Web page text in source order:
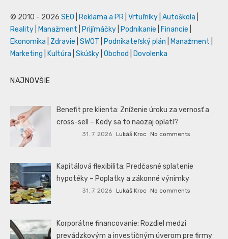
© 2010 - 2026 SEO Reklama a PR Vrtuľníky Autoškola
Reality
Manažment Prijímáčky Podnikanie Financie
Ekonomika
Zdravie SWOT Podnikateľský plán Manažment
Marketing
Kultúra Skúšky Obchod Dovolenka
NAJNOVŠIE
Benefit pre klienta: Zníženie úroku za vernosť a
cross-sell – Kedy sa to naozaj oplatí?
31. 7. 2026 Lukáš Kroc No comments
Kapitálová flexibilita: Predčasné splatenie
hypotéky – Poplatky a zákonné výnimky
31. 7. 2026 Lukáš Kroc No comments
Korporátne financovanie: Rozdiel medzi
prevádzkovým a investičným úverom pre firmy